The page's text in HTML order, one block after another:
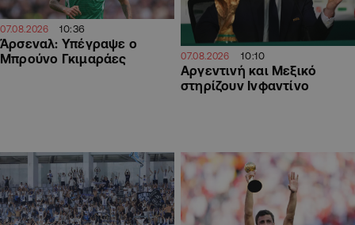
07.08.2026 10:36
Άρσεναλ: Υπέγραψε ο
Μπρούνο Γκιμαράες
07.08.2026 10:10
Αργεντινή και Μεξικό
στηρίζουν Ινφαντίνο